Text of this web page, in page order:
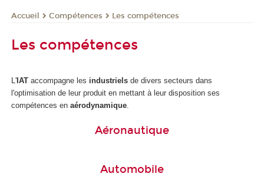
Accueil Compétences Les compétences
Les compétences
L'IAT accompagne les industriels de divers secteurs dans
l'optimisation de leur produit en mettant à leur disposition ses
compétences en aérodynamique
Aéronautique
Automobile